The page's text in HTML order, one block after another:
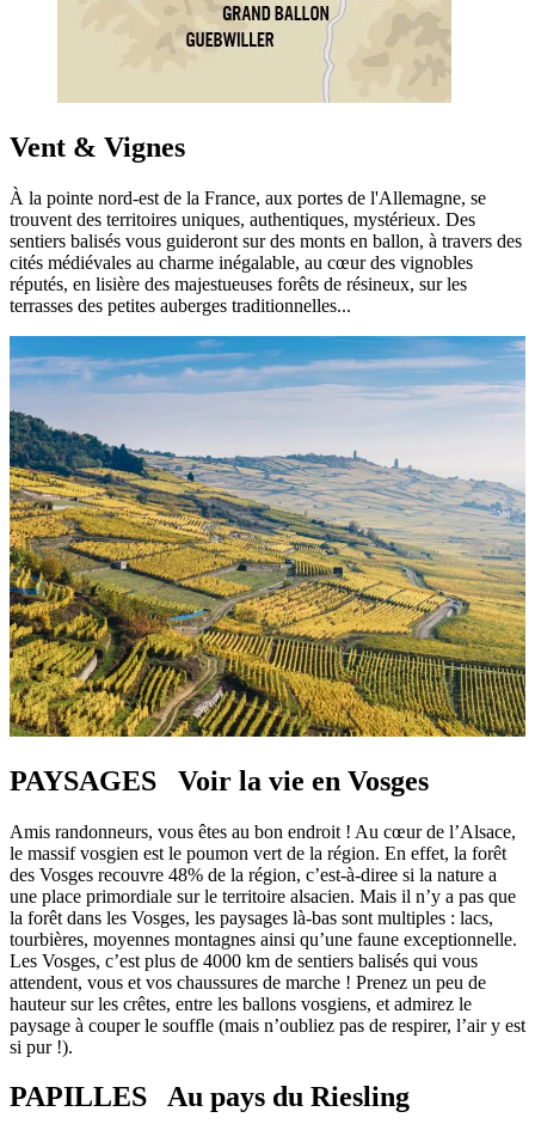
Vent & Vignes
À la pointe nord-est de la France, aux portes de l'Allemagne, se
trouvent des territoires uniques, authentiques, mystérieux. Des
sentiers balisés vous guideront sur des monts en ballon, à travers des
cités médiévales au charme inégalable, au cœur des vignobles
réputés, en lisière des majestueuses forêts de résineux, sur les
terrasses des petites auberges traditionnelles...
PAYSAGES Voir la vie en Vosges
Amis randonneurs, vous êtes au bon endroit ! Au cœur de l’Alsace,
le massif vosgien est le poumon vert de la région. En effet, la forêt
des Vosges recouvre 48% de la région, c’est-à-diree si la nature a
une place primordiale sur le territoire alsacien. Mais il n’y a pas que
la forêt dans les Vosges, les paysages là-bas sont multiples : lacs,
tourbières, moyennes montagnes ainsi qu’une faune exceptionnelle.
Les Vosges, c’est plus de 4000 km de sentiers balisés qui vous
attendent, vous et vos chaussures de marche ! Prenez un peu de
hauteur sur les crêtes, entre les ballons vosgiens, et admirez le
paysage à couper le souffle (mais n’oubliez pas de respirer, l’air y est
si pur !).
PAPILLES Au pays du Riesling